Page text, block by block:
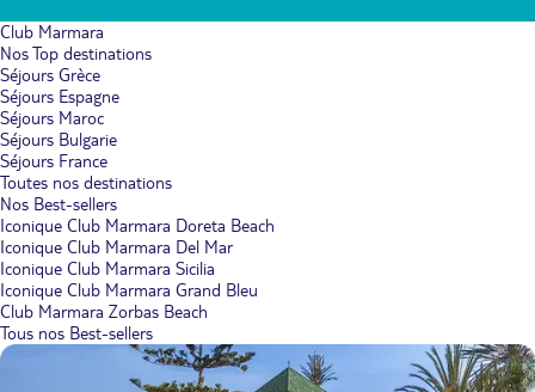
Club Marmara
Nos Top destinations
Séjours Grèce
Séjours Espagne
Séjours Maroc
Séjours Bulgarie
Séjours France
Toutes nos destinations
Nos Best-sellers
Iconique Club Marmara Doreta Beach
Iconique Club Marmara Del Mar
Iconique Club Marmara Sicilia
Iconique Club Marmara Grand Bleu
Club Marmara Zorbas Beach
Tous nos Best-sellers